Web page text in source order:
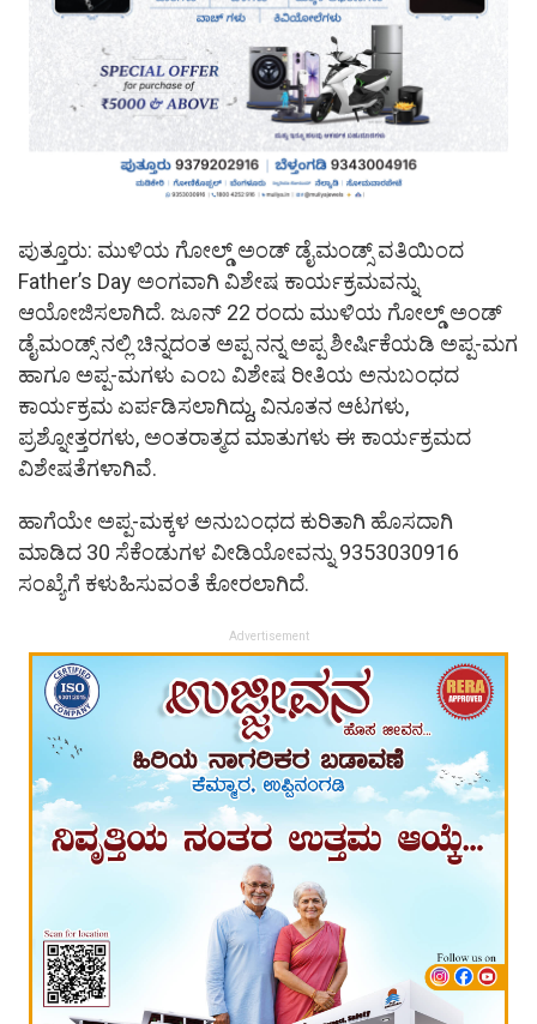
ಪುತ್ತೂರು: ಮುಳಿಯ ಗೋಲ್ಡ್ ಅಂಡ್ ಡೈಮಂಡ್ಸ್ ವತಿಯಿಂದ
Father’s Day ಅಂಗವಾಗಿ ವಿಶೇಷ ಕಾರ್ಯಕ್ರಮವನ್ನು
ಆಯೋಜಿಸಲಾಗಿದೆ. ಜೂನ್ 22 ರಂದು ಮುಳಿಯ ಗೋಲ್ಡ್ ಅಂಡ್
ಡೈಮಂಡ್ಸ್ ನಲ್ಲಿ ಚಿನ್ನದಂತ ಅಪ್ಪ ನನ್ನ ಅಪ್ಪ ಶೀರ್ಷಿಕೆಯಡಿ ಅಪ್ಪ-ಮಗ
ಹಾಗೂ ಅಪ್ಪ-ಮಗಳು ಎಂಬ ವಿಶೇಷ ರೀತಿಯ ಅನುಬಂಧದ
ಕಾರ್ಯಕ್ರಮ ಏರ್ಪಡಿಸಲಾಗಿದ್ದು, ವಿನೂತನ ಆಟಗಳು,
ಪ್ರಶ್ನೋತ್ತರಗಳು, ಅಂತರಾತ್ಮದ ಮಾತುಗಳು ಈ ಕಾರ್ಯಕ್ರಮದ
ವಿಶೇಷತೆಗಳಾಗಿವೆ.
ಹಾಗೆಯೇ ಅಪ್ಪ-ಮಕ್ಕಳ ಅನುಬಂಧದ ಕುರಿತಾಗಿ ಹೊಸದಾಗಿ
ಮಾಡಿದ 30 ಸೆಕೆಂಡುಗಳ ವೀಡಿಯೋವನ್ನು 9353030916
ಸಂಖ್ಯೆಗೆ ಕಳುಹಿಸುವಂತೆ ಕೋರಲಾಗಿದೆ.
Advertisement